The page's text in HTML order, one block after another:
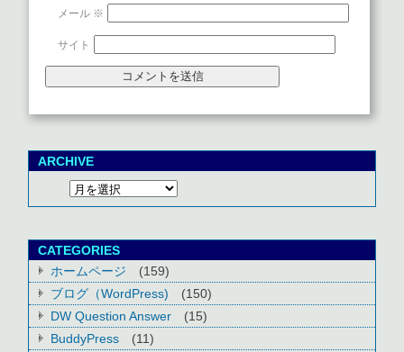
メール ※
サイト
ARCHIVE
CATEGORIES
ホームページ
(159)
ブログ（WordPress)
(150)
DW Question Answer
(15)
BuddyPress
(11)